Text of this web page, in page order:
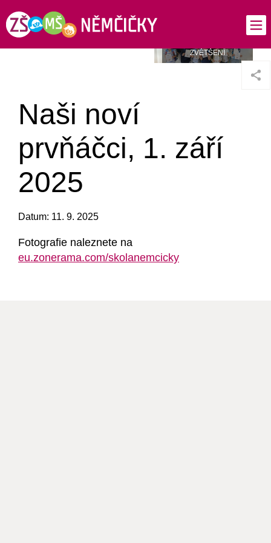
Naši noví
prvňáčci, 1. září
2025
Datum: 11. 9. 2025
Fotografie naleznete na
eu.zonerama.com/skolanemcicky